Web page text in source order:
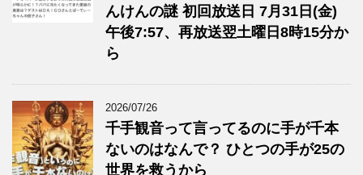
んけんの謎 初回放送日 7月31日(金)
午後7:57、再放送翌土曜日8時15分か
ら
2026/07/26
千手観音って言ってるのに手が千本
ないのはなんで？ ひとつの手が25の
世界を救うから